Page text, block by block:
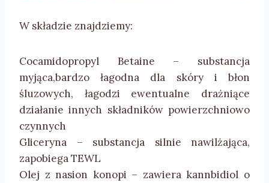
W składzie znajdziemy:
Cocamidopropyl Betaine – substancja
myjąca,bardzo łagodna dla skóry i błon
śluzowych, łagodzi ewentualne drażniące
działanie innych składników powierzchniowo
czynnych
Gliceryna – substancja silnie nawilżająca,
zapobiega TEWL
Olej z nasion konopi – zawiera kannbidiol o